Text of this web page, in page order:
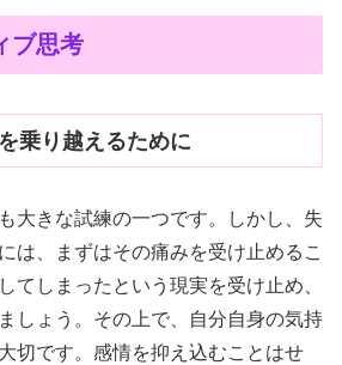
ブ思考
乗り越えるために
大きな試練の一つです。しかし、失
は、まずはその痛みを受け止めるこ
てしまったという現実を受け止め、
しょう。その上で、自分自身の気持
切です。感情を抑え込むことはせ